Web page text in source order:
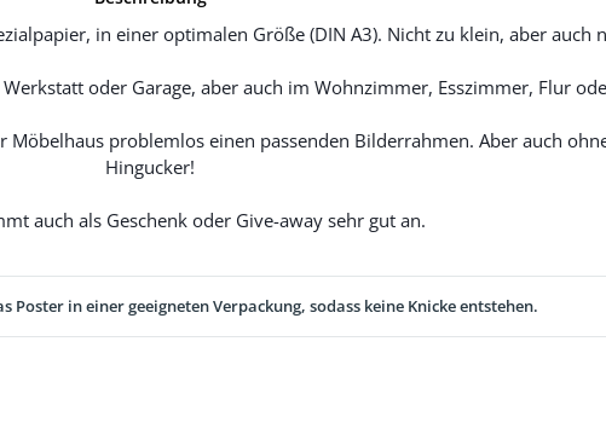
in einer optimalen Größe (DIN A3). Nicht zu klein, aber auch
oder Garage, aber auch im Wohnzimmer, Esszimmer, Flur
problemlos einen passenden Bilderrahmen. Aber auch
Hingucker!
auch als Geschenk oder Give-away sehr gut an.
in einer geeigneten Verpackung, sodass keine Knicke entstehen.